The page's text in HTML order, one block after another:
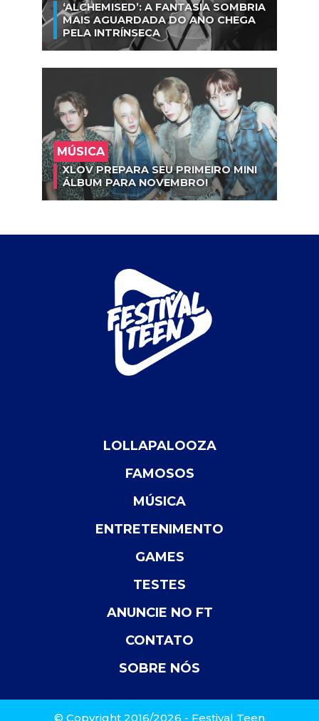
‘ALCHEMISED’: A FANTASIA SOMBRIA
MAIS AGUARDADA DO ANO CHEGA
PELA INTRÍNSECA
MÚSICA
XLOV PREPARA SEU PRIMEIRO MINI
ÁLBUM PARA NOVEMBRO!
LOLLAPALOOZA
FAMOSOS
MÚSICA
ENTRETENIMENTO
GAMES
TESTES
ANUNCIE NO FT
CONTATO
SOBRE NÓS
© Copyright 2016/2026 - Festival Teen